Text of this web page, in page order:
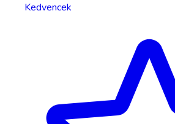
Kedvencek